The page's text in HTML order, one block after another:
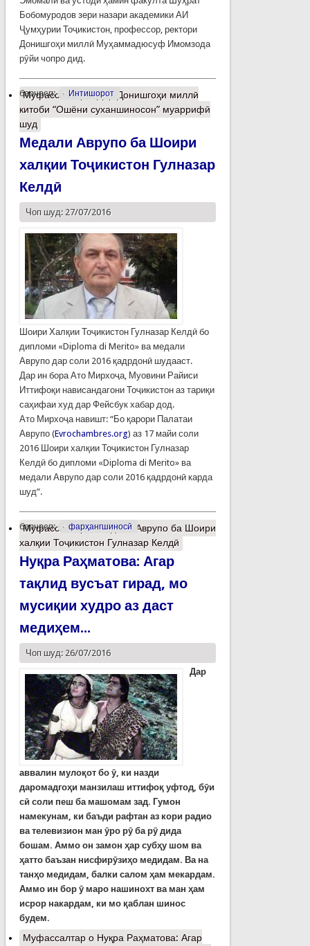
Бобомуродов зери назари академики АИ
Ҷумҳурии Тоҷикистон, профессор, ректори
Донишгоҳи миллӣ Муҳаммадюсуф Имомзода
рӯйи чопро дид.
барчасп: Интишорот
Муфассалтаро Дар Донишгоҳи миллӣ
китоби “Ошёни суханшиносон” муаррифӣ
шуд
Медали Аврупо ба Шоири
халқии Тоҷикистон Гулназар
Келдӣ
Чоп шуд: 27/07/2016
Шоири Халқии Тоҷикистон Гулназар Келдӣ бо
дипломи «Diploma di Merito» ва медали
Аврупо дар соли 2016 қадрдонӣ шудааст.
Дар ин бора Ато Мирхоҷа, Муовини Райиси
Иттифоқи нависандагони Тоҷикистон аз тариқи
саҳифаи худ дар Фейсбук хабар дод.
Ато Мирхоҷа навишт: “Бо қарори Палатаи
Аврупо (Evrochambres.org) аз 17 майи соли
2016 Шоири халқии Тоҷикистон Гулназар
Келдӣ бо дипломи «Diploma di Merito» ва
медали Аврупо дар соли 2016 қадрдонӣ карда
шуд”.
барчасп: фарҳангшиносӣ
Муфассалтаро Медали Аврупо ба Шоири
халқии Тоҷикистон Гулназар Келдӣ
Нуқра Раҳматова: Агар
тақлид вусъат гирад, мо
мусиқии худро аз даст
медиҳем...
Чоп шуд: 26/07/2016
Дар
аввалин мулоқот бо ӯ, ки назди
даромадгоҳи манзилаш иттифоқ уфтод, бӯи
сӣ соли пеш ба машомам зад. Гумон
намекунам, ки баъди рафтан аз кори радио
ва телевизион ман ӯро рӯ ба рӯ дида
бошам. Аммо он замон ҳар субҳу шом ва
ҳатто баъзан нисфирӯзиҳо медидам. Ва на
танҳо медидам, балки салом ҳам мекардам.
Аммо ин бор ӯ маро нашинохт ва ман ҳам
исрор накардам, ки мо қаблан шинос
будем.
Муфассалтаро Нуқра Раҳматова: Агар